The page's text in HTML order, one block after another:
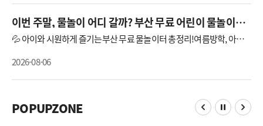
참여 신청(초등학생 1명 + 보호자 1명)★ 함께 신청하되 프로그램은 아
동반과 부모반으로 진행됩니다.■ 교육일정■ 교 육 비: 없음 * 참가 기
념품: 키캡(팀별 2개 증정)■ 신청기간: 2026. 8. 10.(월) 10:00 ~ 8. 14.(금)
18:00 ※ 조기 마감될 수 있음.■ 신청방법: 온라인 선착순 접수 부산광역
시 통합예약 -- 클릭 ① 부산시농업기술센터 홈페이지 접속 ② 회원가입
및 신청 * 보호자 아이디로 신청 → 자녀 이름 기재 [아이디 1개당 1팀만
신청 가능] * 원하는 날짜의 프로그램 선택 [중복 신청 불가]■ 문의 : 부산
광역시농업기술센터 시민농업팀 970-3741
이번 주말, 물놀이 어디 갈까? 부산 무료 어린이 물놀이장
11곳
💦 아이와 시원하게 즐기는부산 무료 물놀이터 총정리!여름방학, 아이
와 어디 갈지 고민이라면?멀리 워터파크까지 가지 않아도 괜찮습니다.
🙌부산 곳곳에는🌊 바닥분수🛝 워터슬라이드💦 어린이 워터파크🌳 숲
속 물놀이장🎵 음악분수까지!무료로 즐길 수 있는 물놀이 명소가 가득한
개합니다!1. 어린이대공원 키드키즈파크2. 부산시민공원 물놀이마당3.
어린이 물놀이장6. 을숙도기후생태교육공원 물놀이장7. 사상근린공원
모험놀이장 바닥분수8. 다대포 굼의 낙조분수9. 송도해수욕장 바닥분수
10. 아미르공원 어린이 물놀이장11. 금정 첨벙첨벙 페스티벌📌 모두 무
2026-08-06
POPUPZONE 일시정지